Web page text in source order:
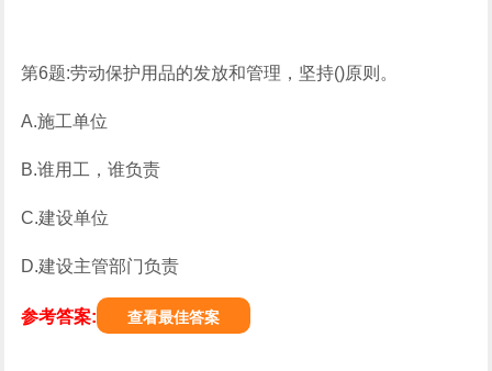
第6题:劳动保护用品的发放和管理，坚持()原则。
A.施工单位
B.谁用工，谁负责
C.建设单位
D.建设主管部门负责
参考答案: 查看最佳答案